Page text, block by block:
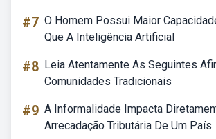
#7 O Homem Possui Maior
Que A Inteligência Artificial
#8 Leia Atentamente As Seguintes
Comunidades Tradicionais
#9 A Informalidade Impacta
Arrecadação Tributária De Um País